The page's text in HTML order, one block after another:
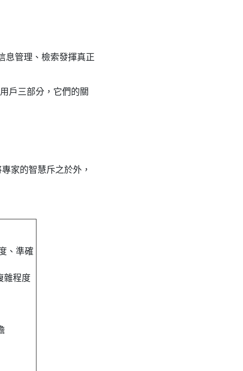
息管理、檢索發揮真正
戶三部分，它們的關
家的智慧斥之於外，
、準確
雜程度